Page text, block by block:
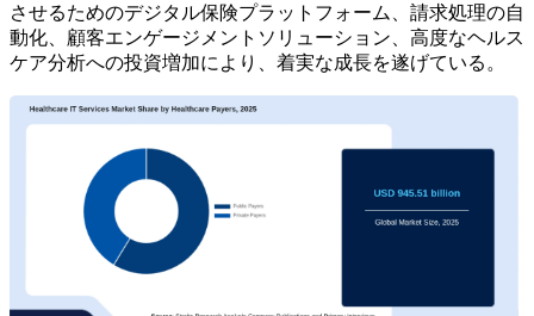
させるためのデジタル保険プラットフォーム、請求処理の自
動化、顧客エンゲージメントソリューション、高度なヘルス
ケア分析への投資増加により、着実な成長を遂げている。